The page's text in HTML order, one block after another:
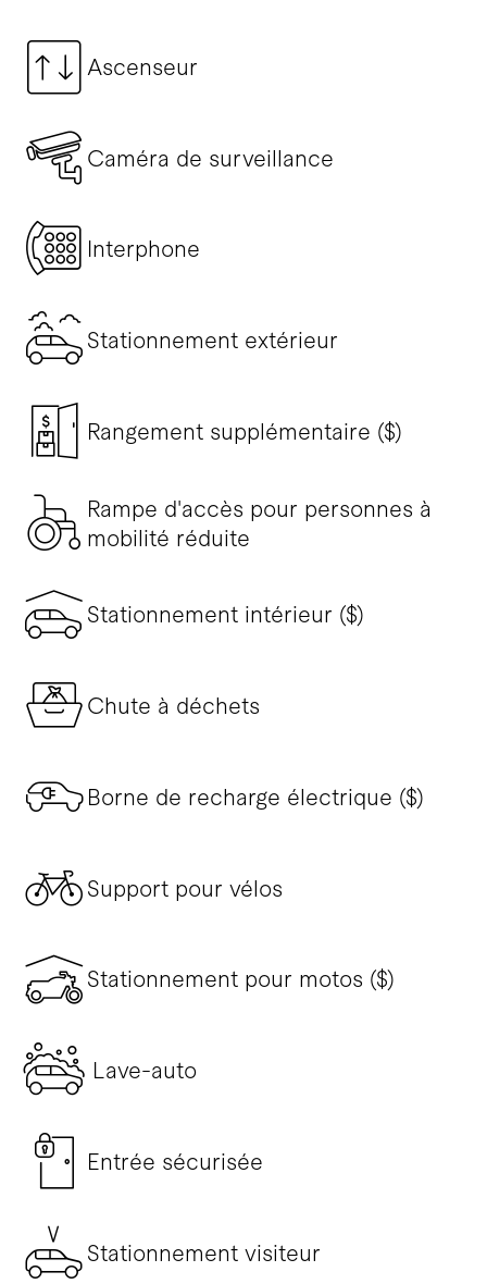
Ascenseur
Caméra de surveillance
Interphone
Stationnement extérieur
Rangement supplémentaire ($)
Rampe d'accès pour personnes à
mobilité réduite
Stationnement intérieur ($)
Chute à déchets
Borne de recharge électrique ($)
Support pour vélos
Stationnement pour motos ($)
Lave-auto
Entrée sécurisée
Stationnement visiteur